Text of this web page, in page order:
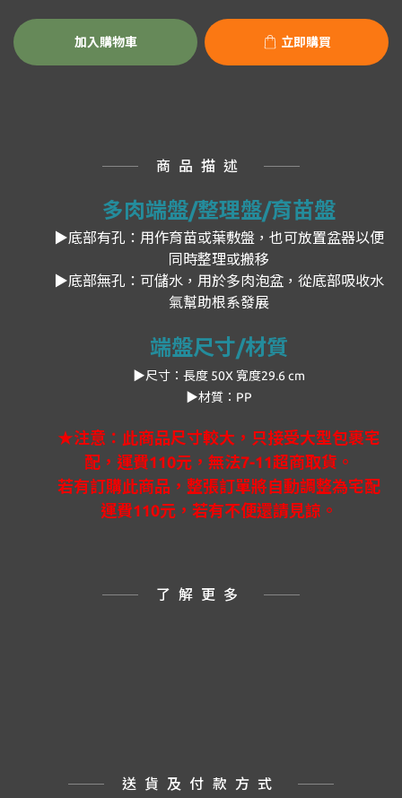
加入購物車 立即購買
商品描述
多肉端盤/整理盤/育苗盤
▶底部有孔：用作育苗或葉敷盤，也可放置盆器以便
同時整理或搬移
▶底部無孔：可儲水，用於多肉泡盆，從底部吸收水
氣幫助根系發展
端盤尺寸/材質
▶尺寸：長度 50X 寬度29.6 cm
▶材質：PP
★注意：此商品尺寸較大，只接受大型包裹宅
配，運費110元， 無法7-11超商取貨。
若有訂購此商品，整張訂單將自動調整為宅配
運費110元，若有不便還請見諒。
了解更多
送貨及付款方式